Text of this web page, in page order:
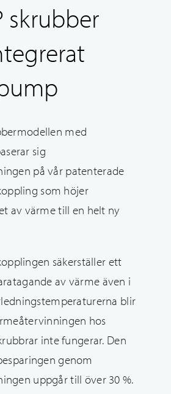
skrubber
med
sig
på vår patenterade
som höjer
av värme till en helt ny
säkerställer ett
av värme även i
blir
hos
inte fungerar. Den
genom
uppgår till över 30 %.